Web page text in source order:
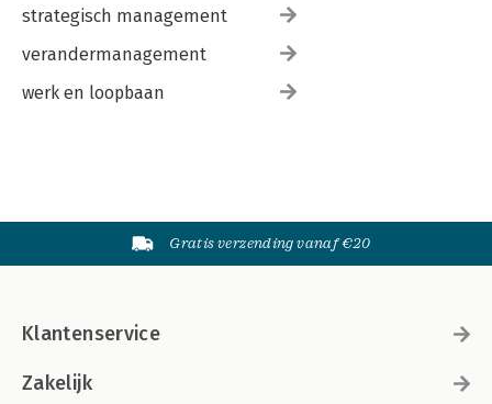
strategisch management
verandermanagement
werk en loopbaan
Gratis verzending vanaf €20
Klantenservice
Zakelijk